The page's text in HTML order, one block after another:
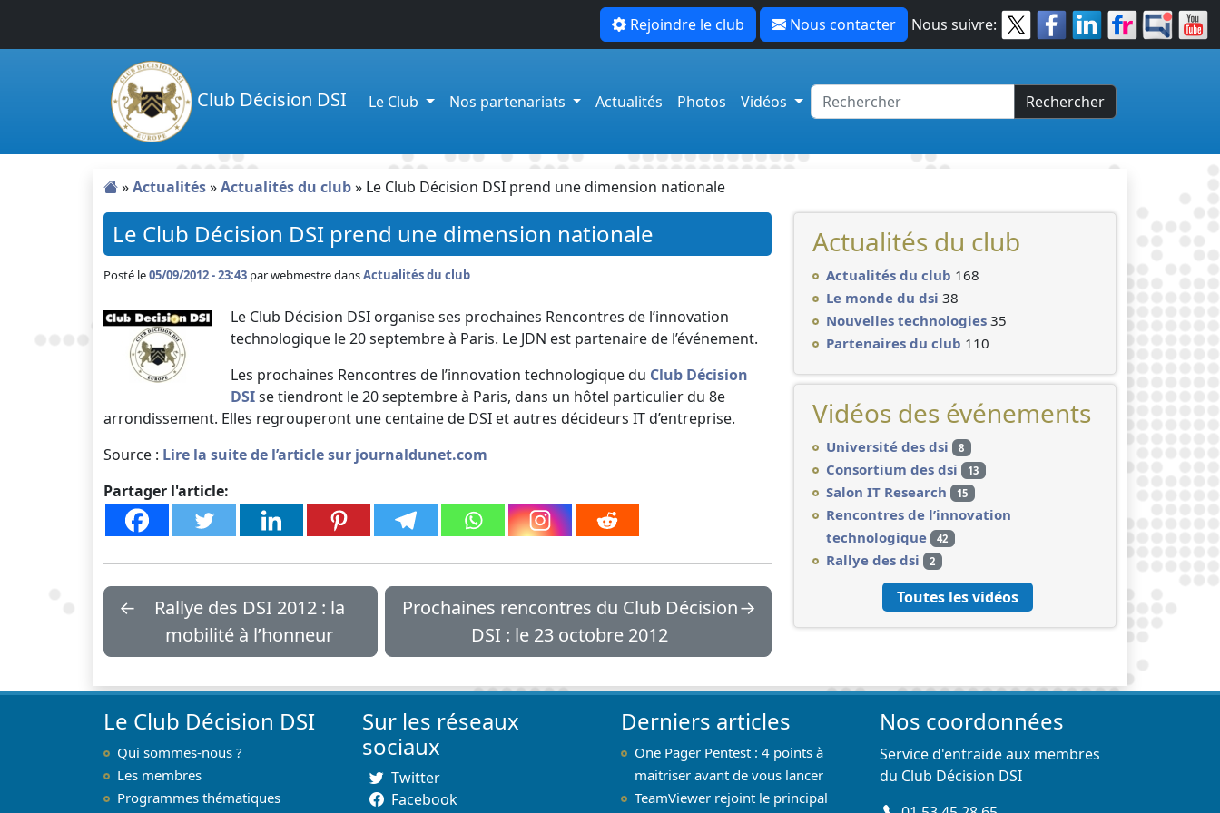
Rejoindre le club Nous contacter Nous suivre:
Club Décision DSI Le Club Nos partenariats Actualités Photos Vidéos Rechercher
»Actualités»Actualités du club» Le Club Décision DSI prend une dimension nationale
Le Club Décision DSI prend une dimension nationale
Posté le05/09/2012 - 23:43 parwebmestre dansActualités du club
Le Club Décision DSI organise ses prochaines Rencontres de l’innovation
technologique le 20 septembre à Paris. Le JDN est partenaire de l’événement.
Les prochaines Rencontres de l’innovation technologique du Club Décision
DSIse tiendront le 20 septembre à Paris, dans un hôtel particulier du 8e
arrondissement. Elles regrouperont une centaine de DSI et autres décideurs IT d’entreprise.
Source : Lire la suite de l’article sur journaldunet.com
Partager l'article:
←
Rallye des DSI 2012 : la
mobilité à l’honneur
Prochaines rencontres du Club Décision
DSI : le 23 octobre 2012
→
Actualités du club
Actualités du club 168
Le monde du dsi 38
Nouvelles technologies 35
Partenaires du club 110
Vidéos des événements
Université des dsi 8
Consortium des dsi 13
Salon IT Research 15
Rencontres de l’innovation
technologique
42
Rallye des dsi 2
Toutes les vidéos
Le Club Décision DSI
Qui sommes-nous ?
Les membres
Programmes thématiques
Sur les réseaux
sociaux
Twitter
Facebook
Derniers articles
One Pager Pentest : 4 points à
maitriser avant de vous lancer
TeamViewer rejoint le principal
Nos coordonnées
Service d'entraide aux membres
du Club Décision DSI